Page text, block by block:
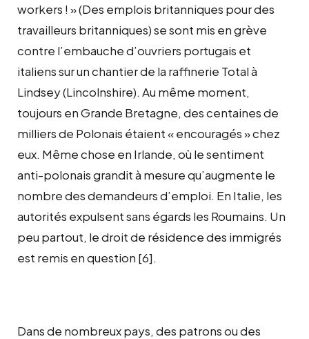
workers ! » (Des emplois britanniques pour des
travailleurs britanniques) se sont mis en grève
contre l’embauche d’ouvriers portugais et
italiens sur un chantier de la raffinerie Total à
Lindsey (Lincolnshire). Au même moment,
toujours en Grande Bretagne, des centaines de
milliers de Polonais étaient « encouragés » chez
eux. Même chose en Irlande, où le sentiment
anti-polonais grandit à mesure qu’augmente le
nombre des demandeurs d’emploi. En Italie, les
autorités expulsent sans égards les Roumains. Un
peu partout, le droit de résidence des immigrés
est remis en question [6].
Dans de nombreux pays, des patrons ou des